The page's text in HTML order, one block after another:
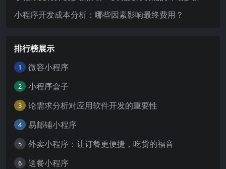
小程序开发成本分析：哪些因素影响最终费用？
排行榜展示
1 微容小程序
2 小程序盒子
3 论需求分析对应用软件开发的重要性
4 易邮铺小程序
5 外卖小程序：让订餐更便捷，吃货的福音
6 送餐小程序